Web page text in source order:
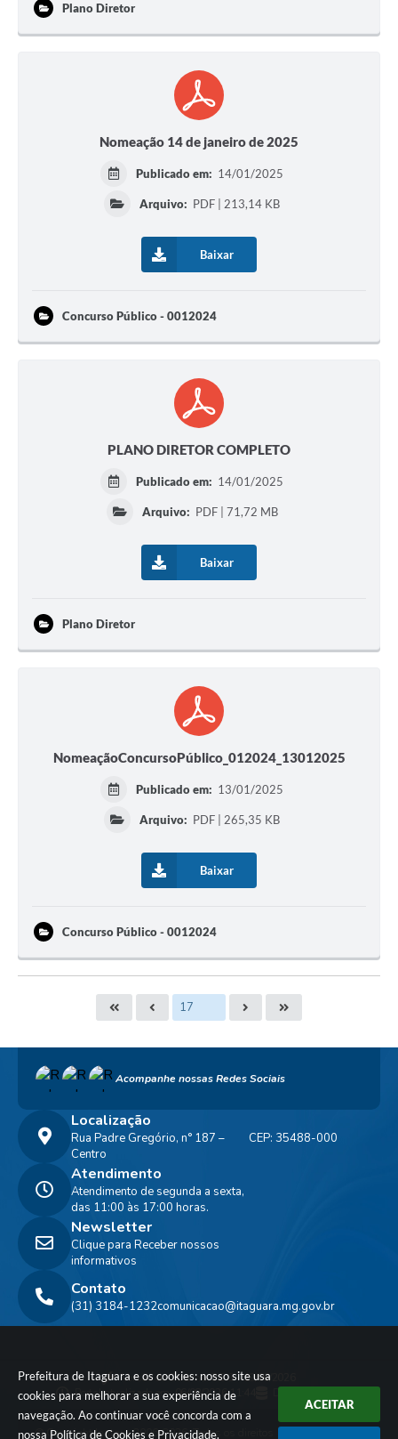
Prefeitura de Itaguara e os cookies: nosso site usa
cookies para melhorar a sua experiência de
navegação. Ao continuar você concorda com a
nossa Política de Cookies e Privacidade.
ACEITAR
Plano Diretor
Nomeação 14 de janeiro de 2025
Publicado em: 14/01/2025
Arquivo: PDF | 213,14 KB
Baixar
Concurso Público - 0012024
PLANO DIRETOR COMPLETO
Publicado em: 14/01/2025
Arquivo: PDF | 71,72 MB
Baixar
Plano Diretor
NomeaçãoConcursoPúblico_012024_13012025
Publicado em: 13/01/2025
Arquivo: PDF | 265,35 KB
Baixar
Concurso Público - 0012024
Acompanhe nossas Redes Sociais
Localização
Rua Padre Gregório, n° 187 –
Centro
CEP: 35488-000
Contato
(31) 3184-1232comunicacao@itaguara.mg.gov.br
Atendimento
Atendimento de segunda a sexta,
das 11:00 às 17:00 horas.
Newsletter
Clique para Receber nossos
informativos
Versão do Sistema:3.5.3 - 19/06/2026
Portal atualizado em:06/08/2026 11:44 Dados Abertos
© Copyright Instar - 2006-2026. Todos os direitos